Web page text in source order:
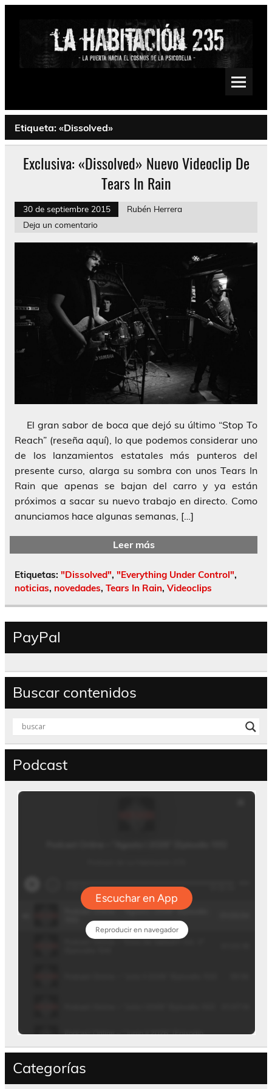
Saltar
Psychedelic, Stoner, Doom, Sludge, Fuzz, Space, Drone
Etiqueta: «Dissolved»
Exclusiva: «Dissolved» Nuevo Videoclip De
Tears In Rain
30 de septiembre 2015
Rubén Herrera
Deja un comentario
El gran sabor de boca que dejó su último “Stop To
Reach” (reseña aquí), lo que podemos considerar uno
de los lanzamientos estatales más punteros del
presente curso, alarga su sombra con unos Tears In
Rain que apenas se bajan del carro y ya están
próximos a sacar su nuevo trabajo en directo. Como
anunciamos hace algunas semanas, […]
Leer más
Etiquetas: "Dissolved", "Everything Under Control",
noticias, novedades, Tears In Rain, Videoclips
PayPal
Buscar contenidos
Podcast
Categorías